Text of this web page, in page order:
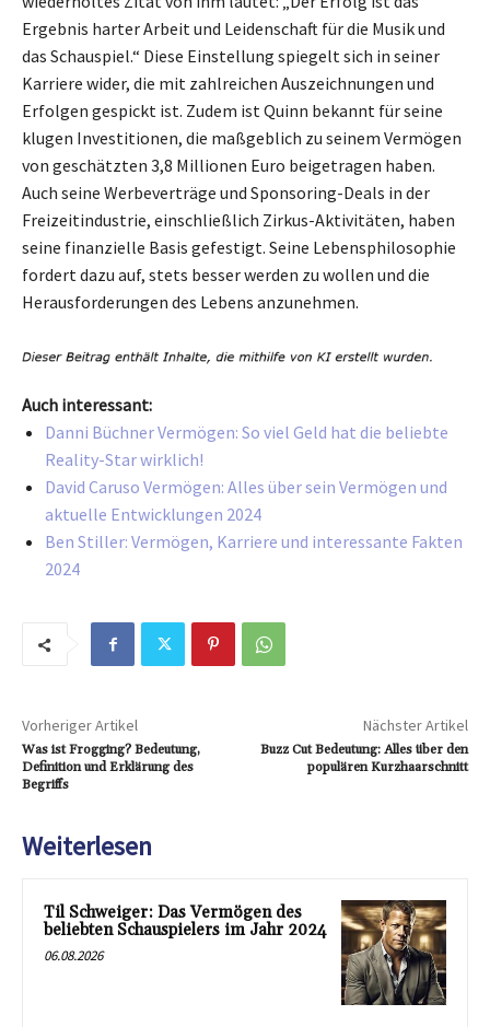
Ergebnis harter Arbeit und Leidenschaft für die Musik und
das Schauspiel.“ Diese Einstellung spiegelt sich in seiner
Karriere wider, die mit zahlreichen Auszeichnungen und
Erfolgen gespickt ist. Zudem ist Quinn bekannt für seine
klugen Investitionen, die maßgeblich zu seinem Vermögen
von geschätzten 3,8 Millionen Euro beigetragen haben.
Auch seine Werbeverträge und Sponsoring-Deals in der
Freizeitindustrie, einschließlich Zirkus-Aktivitäten, haben
seine finanzielle Basis gefestigt. Seine Lebensphilosophie
fordert dazu auf, stets besser werden zu wollen und die
Herausforderungen des Lebens anzunehmen.
Auch interessant:
Danni Büchner Vermögen: So viel Geld hat die beliebte
Reality-Star wirklich!
David Caruso Vermögen: Alles über sein Vermögen und
aktuelle Entwicklungen 2024
Ben Stiller: Vermögen, Karriere und interessante Fakten
2024
Vorheriger Artikel
Was ist Frogging? Bedeutung,
Definition und Erklärung des
Begriffs
Nächster Artikel
Buzz Cut Bedeutung: Alles über den
populären Kurzhaarschnitt
Weiterlesen
Til Schweiger: Das Vermögen des
beliebten Schauspielers im Jahr 2024
06.08.2026